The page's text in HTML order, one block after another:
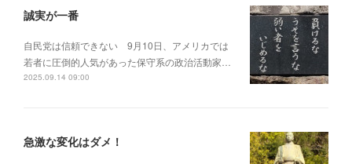
誠実が一番
自民党は信頼できない 9月10日、アメリカでは
若者に圧倒的人気があった保守系の政治活動家…
2025.09.14 09:00
急激な変化はダメ！